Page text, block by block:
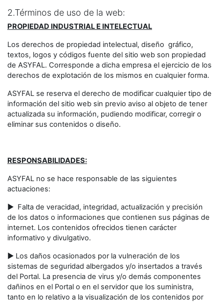
2.Términos de uso de la web:
PROPIEDAD INDUSTRIAL E INTELECTUAL
Los derechos de propiedad intelectual, diseño gráfico,
textos, logos y códigos fuente del sitio web son propiedad
de ASYFAL. Corresponde a dicha empresa el ejercicio de los
derechos de explotación de los mismos en cualquier forma.
ASYFAL se reserva el derecho de modificar cualquier tipo de
información del sitio web sin previo aviso al objeto de tener
actualizada su información, pudiendo modificar, corregir o
eliminar sus contenidos o diseño.
RESPONSABILIDADES:
ASYFAL no se hace responsable de las siguientes
actuaciones:
► Falta de veracidad, integridad, actualización y precisión
de los datos o informaciones que contienen sus páginas de
internet. Los contenidos ofrecidos tienen carácter
informativo y divulgativo.
► Los daños ocasionados por la vulneración de los
sistemas de seguridad albergados y/o insertados a través
del Portal. La presencia de virus y/o demás componentes
dañinos en el Portal o en el servidor que los suministra,
tanto en lo relativo a la visualización de los contenidos por